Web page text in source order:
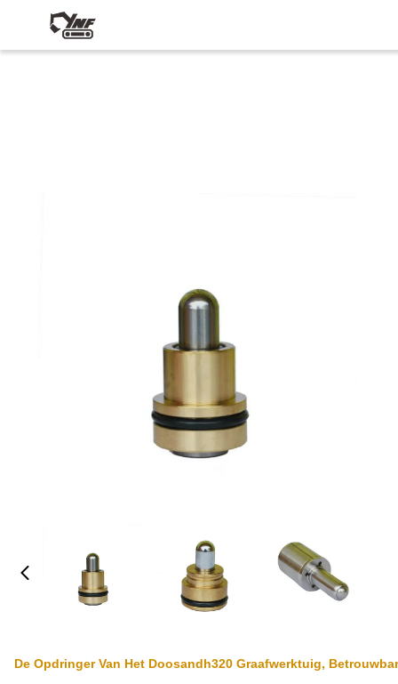
De Opdringer Van Het Doosandh320 Graafwerktuig,